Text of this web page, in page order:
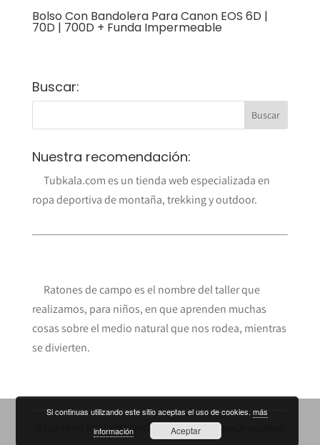
Bolso Con Bandolera Para Canon EOS 6D |
70D | 700D + Funda Impermeable
Buscar:
Nuestra recomendación:
Tubkala.com es un tienda web especializada en
ropa deportiva de montaña, trekking y outdoor.
Ratones de campo es el nombre del taller que
realizamos, para niños, en que aprenden muchas
cosas sobre el medio natural que nos rodea, mientras
se divierten.
© 2019 ENTRE PICOS Y SENDEROS ES UN BLOG DE TUBKALA
Si continuas utilizando este sitio aceptas el uso de cookies.más
información
Aceptar